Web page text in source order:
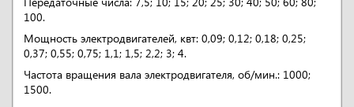
100.
Мощность электродвигателей, квт: 0,09; 0,12; 0,18; 0,25;
0,37; 0,55; 0,75; 1,1; 1,5; 2,2; 3; 4.
Частота вращения вала электродвигателя, об/мин.: 1000;
1500.